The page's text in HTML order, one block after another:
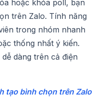
hoặc khóa poll, bạn
trên Zalo. Tính năng
trong nhóm nhanh
thống nhất ý kiến.
dàng trên cả điện
tạo bình chọn trên Zalo